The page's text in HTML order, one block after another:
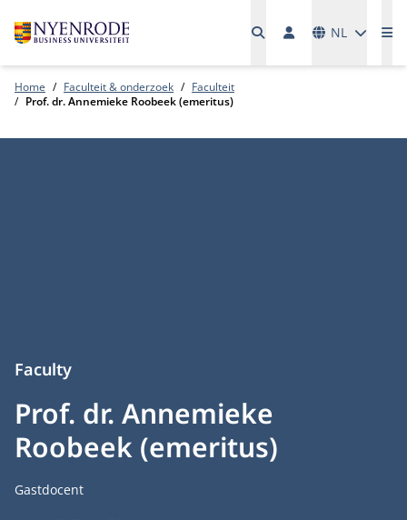
NL
Home Faculteit & onderzoek
Faculteit
Prof. dr. Annemieke Roobeek (emeritus)
Prof. dr. Annemieke
Roobeek (emeritus)
Faculty
Functietitel
Gastdocent